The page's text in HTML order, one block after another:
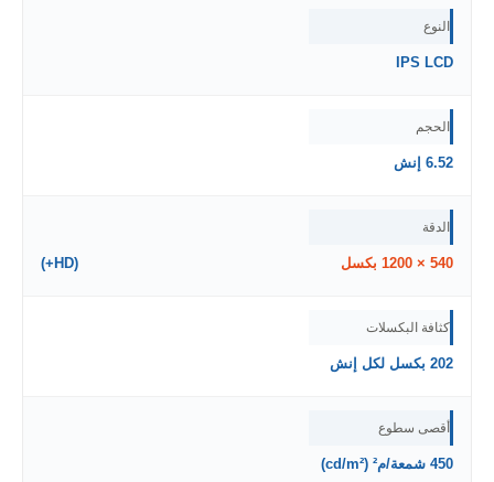
النوع
IPS LCD
الحجم
6.52 إنش
الدقة
540 × 1200 بكسل (HD+)
كثافة البكسلات
202 بكسل لكل إنش
أقصى سطوع
450 شمعة/م² (cd/m²)